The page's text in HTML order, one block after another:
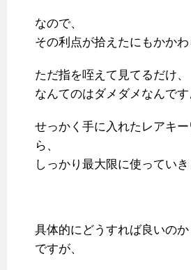
なので、
その利点が拾えたにもかかわ
ただ指を咥えて見てるだけ、
なんてのはダメダメなんで
せっかく手に入れたレアキ
ら、
しっかり最大限に使っていき
具体的にどうすれば良いのか
ですが、